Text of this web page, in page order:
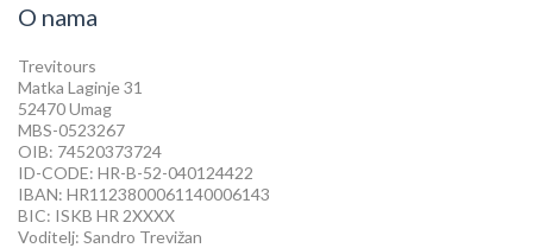
O nama
Trevitours
Matka Laginje 31
52470 Umag
MBS-0523267
OIB: 74520373724
ID-CODE: HR-B-52-040124422
IBAN: HR1123800061140006143
BIC: ISKB HR 2XXXX
Voditelj: Sandro Trevižan